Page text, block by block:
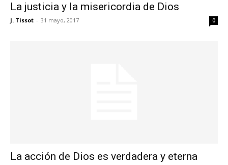
La justicia y la misericordia de Dios
J. Tissot - 31 mayo, 2017 0
La acción de Dios es verdadera y eterna